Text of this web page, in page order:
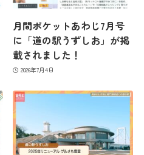
月間ポケットあわじ7月号
に「道の駅うずしお」が掲
載されました！
2026年7月4日